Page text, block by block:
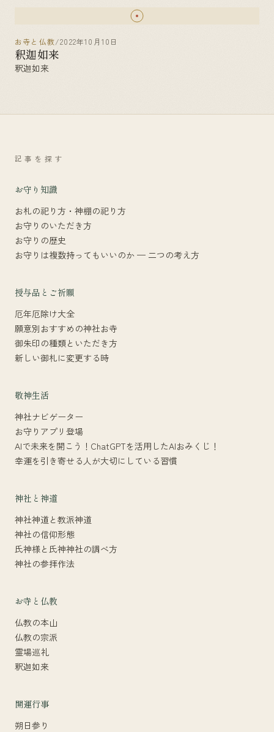
お寺と仏教/2022年10月10日
釈迦如来
釈迦如来
記事を探す
お守り知識
お札の祀り方・神棚の祀り方
お守りのいただき方
お守りの歴史
お守りは複数持ってもいいのか — 二つの考え方
授与品とご祈願
厄年厄除け大全
願意別おすすめの神社お寺
御朱印の種類といただき方
新しい御札に変更する時
敬神生活
神社ナビゲーター
お守りアプリ登場
AIで未来を開こう！ChatGPTを活用したAIおみくじ！
幸運を引き寄せる人が大切にしている習慣
神社と神道
神社神道と教派神道
神社の信仰形態
氏神様と氏神神社の調べ方
神社の参拝作法
お寺と仏教
仏教の本山
仏教の宗派
霊場巡礼
釈迦如来
開運行事
朔日参り